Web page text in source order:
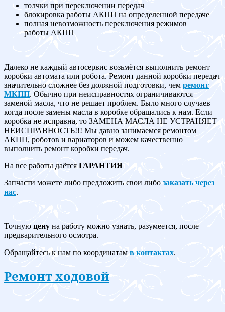
толчки при переключении передач
блокировка работы АКПП на определенной передаче
полная невозможность переключения режимов
работы АКПП
Далеко не каждый автосервис возьмётся выполнить ремонт
коробки автомата или робота. Ремонт данной коробки передач
значительно сложнее без должной подготовки, чем ремонт
МКПП. Обычно при неисправностях ограничиваются
заменой масла, что не решает проблем. Было много случаев
когда после замены масла в коробке обращались к нам. Если
коробка не исправна, то ЗАМЕНА МАСЛА НЕ УСТРАНЯЕТ
НЕИСПРАВНОСТЬ!!! Мы давно занимаемся ремонтом
АКПП, роботов и вариаторов и можем качественно
выполнить ремонт коробки передач.
На все работы даётсяГАРАНТИЯ
Запчасти можете либо предложить свои либо заказать через
нас.
Точную цену на работу можно узнать, разумеется, после
предварительного осмотра.
Обращайтесь к нам по координатам в контактах.
Ремонт ходовой